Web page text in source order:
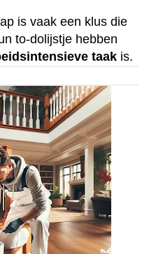
is vaak een klus die
to-dolijstje hebben
taak is.